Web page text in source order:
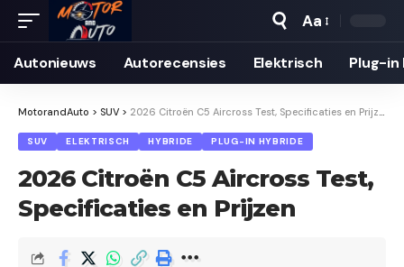
Aa
Autonieuws Auto­recensies Elektrisch Plug-in
MotorandAuto > SUV > 2026 Citroën C5 Aircross Test, Specificaties en Prijzen
SUV ELEKTRISCH HYBRIDE PLUG-IN HYBRIDE
2026 Citroën C5 Aircross Test,
Specificaties en Prijzen